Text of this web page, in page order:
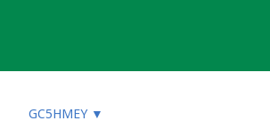
GC5HMEY ▼